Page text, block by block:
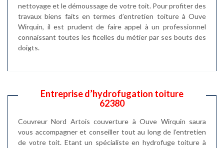
nettoyage et le démoussage de votre toit. Pour profiter des
travaux biens faits en termes d’entretien toiture à Ouve
Wirquin, il est prudent de faire appel à un professionnel
connaissant toutes les ficelles du métier par ses bouts des
doigts.
Entreprise d’hydrofugation toiture
62380
Couvreur Nord Artois couverture à Ouve Wirquin saura
vous accompagner et conseiller tout au long de l’entretien
de votre toit. Etant un spécialiste en hydrofuge toiture à